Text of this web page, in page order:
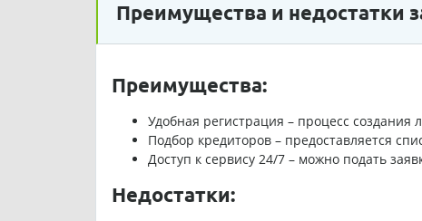
Преимущества и недостатки
Преимущества:
Удобная регистрация – процесс создания
Подбор кредиторов – предоставляется
Доступ к сервису 24/7 – можно подать
Недостатки: